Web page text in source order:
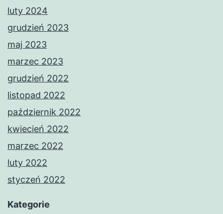
luty 2024
grudzień 2023
maj 2023
marzec 2023
grudzień 2022
listopad 2022
październik 2022
kwiecień 2022
marzec 2022
luty 2022
styczeń 2022
Kategorie